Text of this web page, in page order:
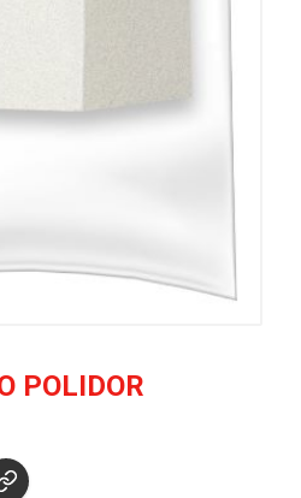
POLIDOR